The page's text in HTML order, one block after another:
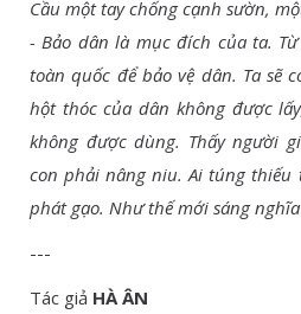
Cầu một tay chống cạnh sườn,
- Bảo dân là mục đích của ta.
toàn quốc để bảo vệ dân. Ta sẽ
hột thóc của dân không được
không được dùng. Thấy người
con phải nâng niu. Ai túng
phát gạo. Như thế mới sáng
---
Tác giả HÀ ÂN